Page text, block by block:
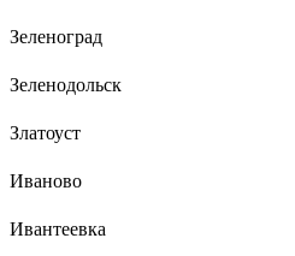
Зеленоград
Зеленодольск
Златоуст
Иваново
Ивантеевка